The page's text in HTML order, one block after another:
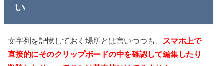
い
文字列を記憶しておく場所とは言いつつも、 スマホ上で
直接的にそのクリップボードの中を確認して編集したり